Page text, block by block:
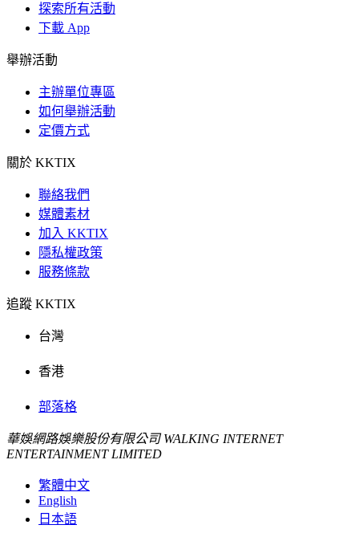
探索所有活動
下載 App
舉辦活動
主辦單位專區
如何舉辦活動
定價方式
關於 KKTIX
聯絡我們
媒體素材
加入 KKTIX
隱私權政策
服務條款
追蹤 KKTIX
台灣
香港
部落格
華娛網路娛樂股份有限公司 WALKING INTERNET
ENTERTAINMENT LIMITED
繁體中文
English
日本語